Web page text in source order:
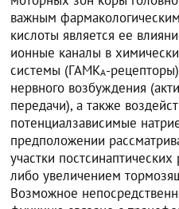
важным
кислоты является ее
ионные каналы в
системы (ГАМКА-
нервного возбуждения
передачи), а также
потенциалзависимые
предположении
участки
либо увеличением
Возможное